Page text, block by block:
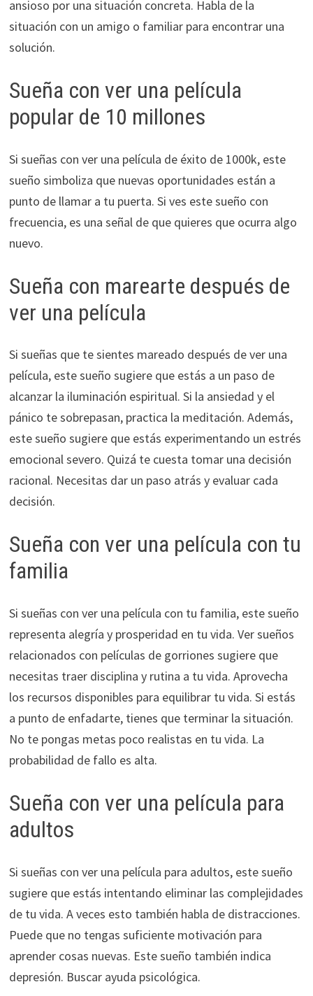
ansioso por una situación concreta. Habla de la
situación con un amigo o familiar para encontrar una
solución.
Sueña con ver una película
popular de 10 millones
Si sueñas con ver una película de éxito de 1000k, este
sueño simboliza que nuevas oportunidades están a
punto de llamar a tu puerta. Si ves este sueño con
frecuencia, es una señal de que quieres que ocurra algo
nuevo.
Sueña con marearte después de
ver una película
Si sueñas que te sientes mareado después de ver una
película, este sueño sugiere que estás a un paso de
alcanzar la iluminación espiritual. Si la ansiedad y el
pánico te sobrepasan, practica la meditación. Además,
este sueño sugiere que estás experimentando un estrés
emocional severo. Quizá te cuesta tomar una decisión
racional. Necesitas dar un paso atrás y evaluar cada
decisión.
Sueña con ver una película con tu
familia
Si sueñas con ver una película con tu familia, este sueño
representa alegría y prosperidad en tu vida. Ver sueños
relacionados con películas de gorriones sugiere que
necesitas traer disciplina y rutina a tu vida. Aprovecha
los recursos disponibles para equilibrar tu vida. Si estás
a punto de enfadarte, tienes que terminar la situación.
No te pongas metas poco realistas en tu vida. La
probabilidad de fallo es alta.
Sueña con ver una película para
adultos
Si sueñas con ver una película para adultos, este sueño
sugiere que estás intentando eliminar las complejidades
de tu vida. A veces esto también habla de distracciones.
Puede que no tengas suficiente motivación para
aprender cosas nuevas. Este sueño también indica
depresión. Buscar ayuda psicológica.